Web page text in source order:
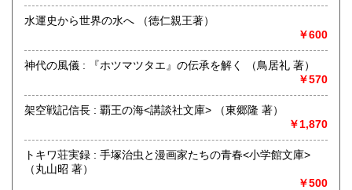
定休日：年中無休
不死鳥BOOKSでは、書籍だけでなくCD、DVD、レコード、
ゲーム、おもちゃ、骨董品まであらゆるものの買い取りがで
にお問い合わせください。出張費は、無料です。
取り扱い分野
哲学宗教、歴史、社会科学、自然科学、美術工芸、趣味、外
国書、サブカルチャー、古書一般（その他）
水運史から世界の水へ （徳仁親王著）
￥600
神代の風儀 : 『ホツマツタエ』の伝承を解く （鳥居礼 著）
￥570
架空戦記信長 : 覇王の海<講談社文庫> （東郷隆 著）
￥1,870
トキワ荘実録 : 手塚治虫と漫画家たちの青春<小学館文庫>
（丸山昭 著）
￥500